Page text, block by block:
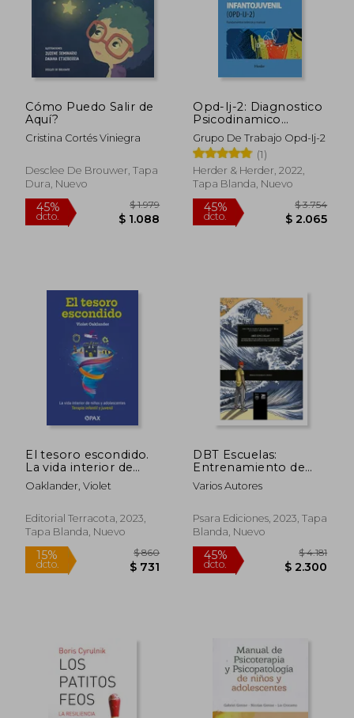
40% $ 1.102 15%
Cómo Puedo Salir de
Aquí?
Cristina Cortés Viniegra
Desclee De Brouwer, Tapa
Dura, Nuevo
45%
dcto.
$ 1.979
Opd-Ij-2: Diagnostico
Psicodinamico
Operacionalizado
Para La Edad
Infantojuvenil
Grupo De Trabajo Opd-Ij-2
(1)
Herder & Herder, 2022,
Tapa Blanda, Nuevo
45%
dcto.
El tesoro escondido.
La vida interior de
niños y adolescentes.
Terapia infantil y
Oaklander, Violet
Editorial Terracota, 2023,
Tapa Blanda, Nuevo
DBT Escuelas:
Entrenamiento de
habilidades en
resolución de
emocionales para
adolescentes
Varios Autores
Psara Ediciones, 2023, Tapa
Blanda, Nuevo